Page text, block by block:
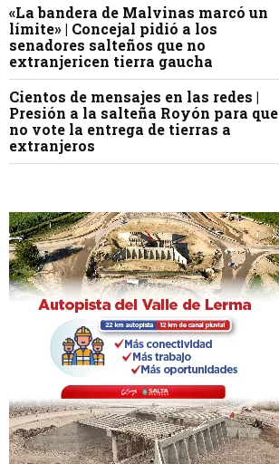
«La bandera de Malvinas marcó un
límite» | Concejal pidió a los
senadores salteños que no
extranjericen tierra gaucha
Cientos de mensajes en las redes |
Presión a la salteña Royón para que
no vote la entrega de tierras a
extranjeros